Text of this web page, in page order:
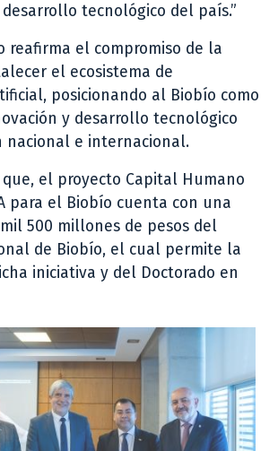
tecnológico del país.”
reafirma el compromiso de la
el ecosistema de
posicionando al Biobío como
y desarrollo tecnológico
nacional e internacional.
que, el proyecto Capital Humano
para el Biobío cuenta con una
500 millones de pesos del
de Biobío, el cual permite la
iniciativa y del Doctorado en